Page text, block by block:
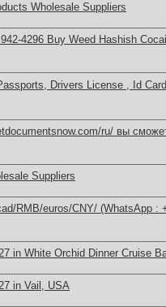
Wholesale Suppliers
4296 Buy Weed Hashish
Drivers License , Id
ru/ вы
Suppliers
RMB/euros/CNY/ (WhatsApp :
in White Orchid Dinner Cruise
in Vail, USA